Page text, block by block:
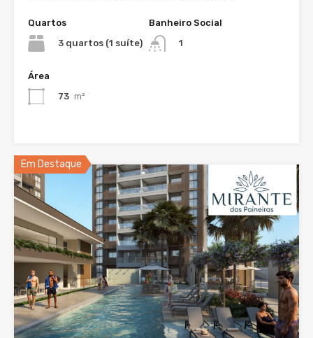
Quartos
3 quartos (1 suíte)
Banheiro Social
1
Área
73 m²
Em Destaque